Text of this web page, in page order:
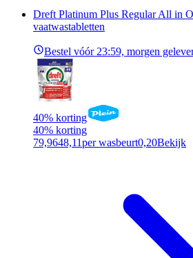
Dreft Platinum Plus Regular All in
vaatwastabletten
Bestel vóór 23:59, morgen
40% korting
40% korting
79,9648,11per wasbeurt0,20Bekijk